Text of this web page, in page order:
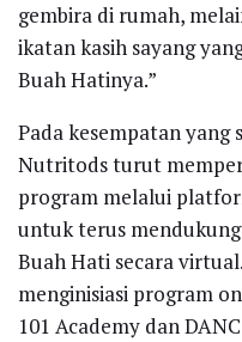
gembira di rumah,
ikatan kasih sayang
Buah Hatinya.”
Pada kesempatan yang
Nutritods turut
program melalui
untuk terus
Buah Hati secara
menginisiasi program
101 Academy dan